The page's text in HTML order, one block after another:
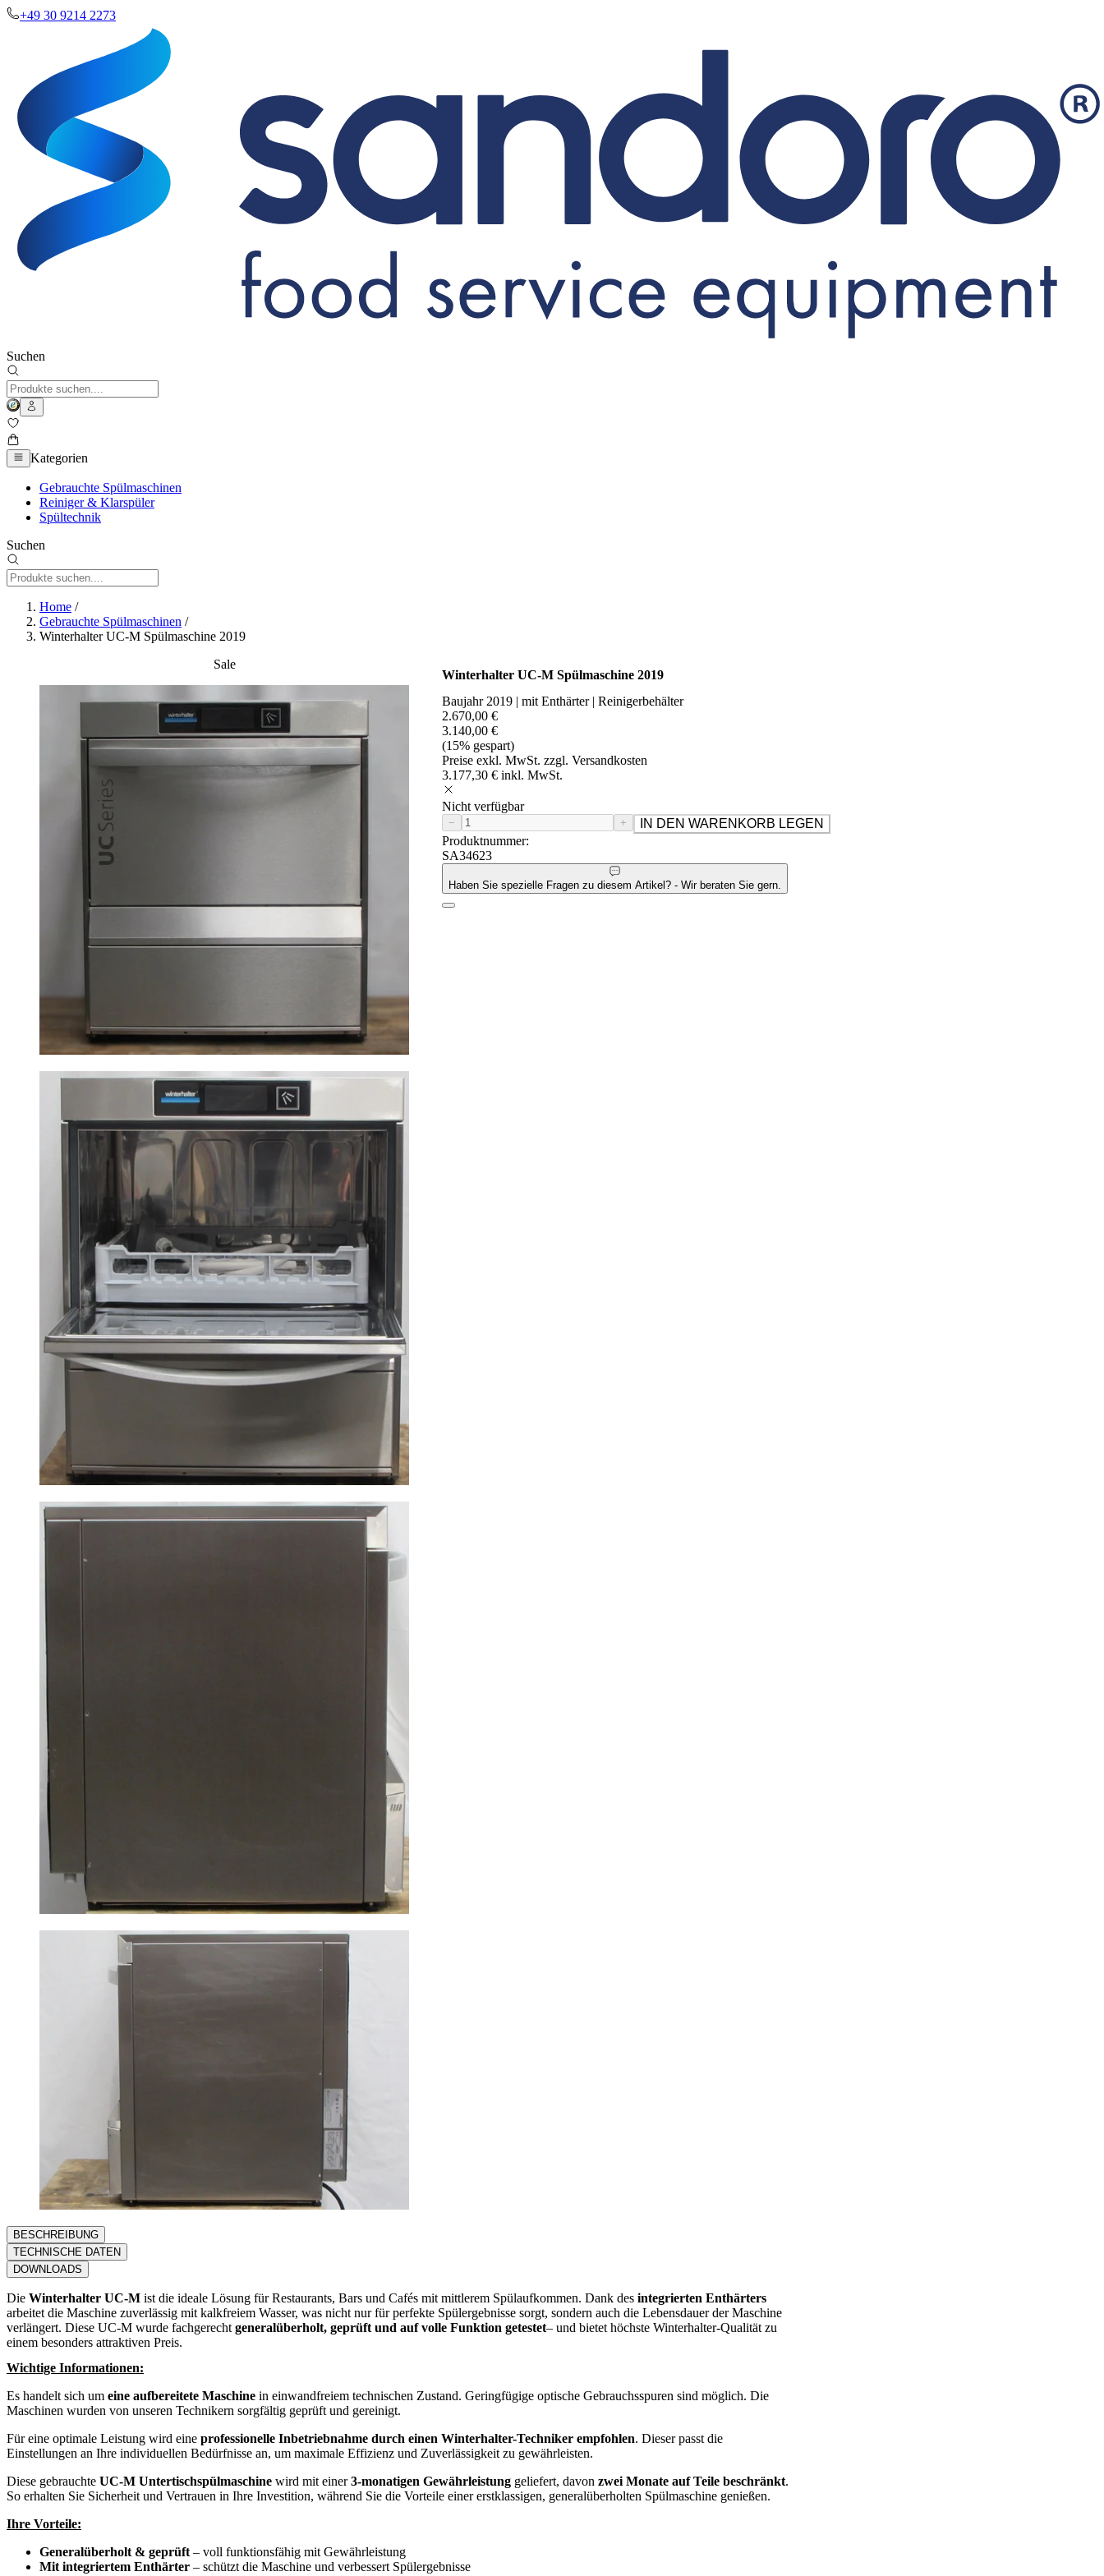
+49 30 9214 2273
Suchen
Kategorien
Gebrauchte Spülmaschinen
Reiniger & Klarspüler
Spültechnik
Suchen
Home /
Gebrauchte Spülmaschinen /
Winterhalter UC-M Spülmaschine 2019
Sale
Winterhalter UC-M Spülmaschine 2019
Baujahr 2019 | mit Enthärter | Reinigerbehälter
2.670,00 €
3.140,00 €
(15% gespart)
Preise exkl. MwSt. zzgl. Versandkosten
3.177,30 € inkl. MwSt.
Nicht verfügbar
− +
IN DEN WARENKORB LEGEN
Produktnummer:
SA34623
Haben Sie spezielle Fragen zu diesem Artikel? - Wir beraten Sie gern.
BESCHREIBUNG
TECHNISCHE DATEN
DOWNLOADS
Die Winterhalter UC-M ist die ideale Lösung für Restaurants, Bars und Cafés mit mittlerem Spülaufkommen. Dank des integrierten Enthärters
arbeitet die Maschine zuverlässig mit kalkfreiem Wasser, was nicht nur für perfekte Spülergebnisse sorgt, sondern auch die Lebensdauer der Maschine
verlängert. Diese UC-M wurde fachgerecht generalüberholt, geprüft und auf volle Funktion getestet– und bietet höchste Winterhalter-Qualität zu
einem besonders attraktiven Preis.
Wichtige Informationen:
Es handelt sich um eine aufbereitete Maschine in einwandfreiem technischen Zustand. Geringfügige optische Gebrauchsspuren sind möglich. Die
Maschinen wurden von unseren Technikern sorgfältig geprüft und gereinigt.
Für eine optimale Leistung wird eine professionelle Inbetriebnahme durch einen Winterhalter-Techniker empfohlen. Dieser passt die
Einstellungen an Ihre individuellen Bedürfnisse an, um maximale Effizienz und Zuverlässigkeit zu gewährleisten.
Diese gebrauchte UC-M Untertischspülmaschine wird mit einer3-monatigen Gewährleistung geliefert, davon zwei Monate auf Teile beschränkt.
So erhalten Sie Sicherheit und Vertrauen in Ihre Investition, während Sie die Vorteile einer erstklassigen, generalüberholten Spülmaschine genießen.
Ihre Vorteile:
Generalüberholt & geprüft – voll funktionsfähig mit Gewährleistung
Mit integriertem Enthärter – schützt die Maschine und verbessert Spülergebnisse